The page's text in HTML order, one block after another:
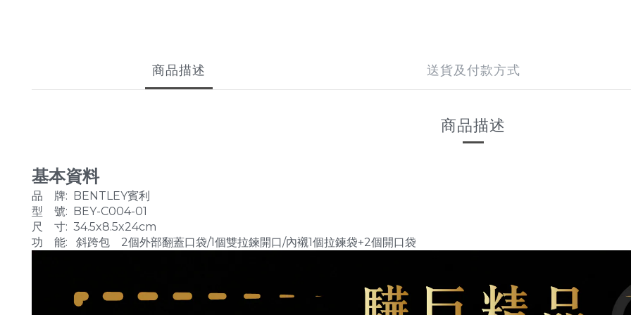
商品描述 送貨及付款方式
商品描述
基本資料
品 牌: BENTLEY賓利
型 號: BEY-C004-01
尺 寸: 34.5x8.5x24cm
功 能: 斜跨包 2個外部翻蓋口袋/1個雙拉鍊開口/內襯1個拉鍊袋+2個開口袋